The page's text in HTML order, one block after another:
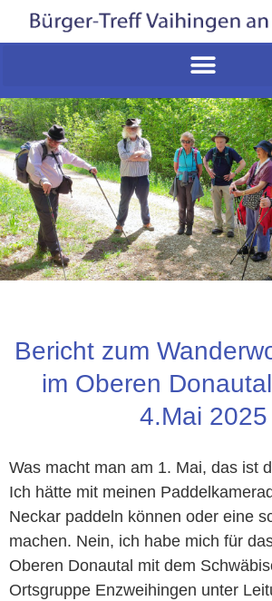
Bericht zum
im Oberen
4.Mai 2025
Was macht man am 1. Mai, das ist
Ich hätte mit meinen
Neckar paddeln können oder eine
machen. Nein, ich habe mich für
Oberen Donautal mit dem
Ortsgruppe Enzweihingen unter